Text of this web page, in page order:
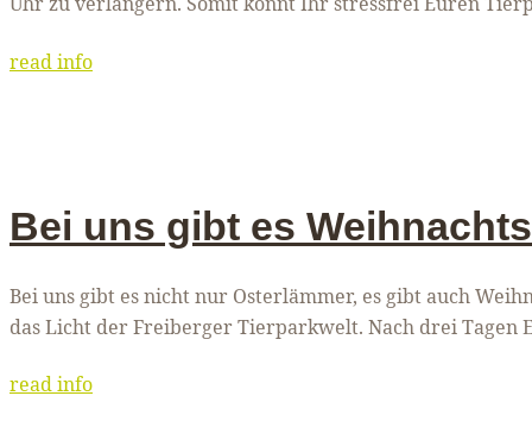
read info
Bei uns gibt es
Bei uns gibt es nicht nur Osterlämmer, es gibt auch
das Licht der Freiberger Tierparkwelt. Nach drei
read info